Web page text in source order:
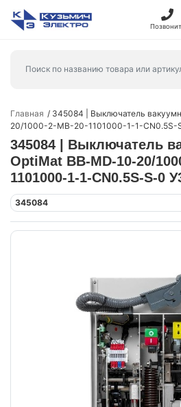
Главная
345084 | Выключатель
20/1000-2-MB-20-1101000-1-1-CN0.5S-
345084 | Выключатель
OptiMat BB-MD-10-20/
1101000-1-1-CN0.5S-S-0
345084